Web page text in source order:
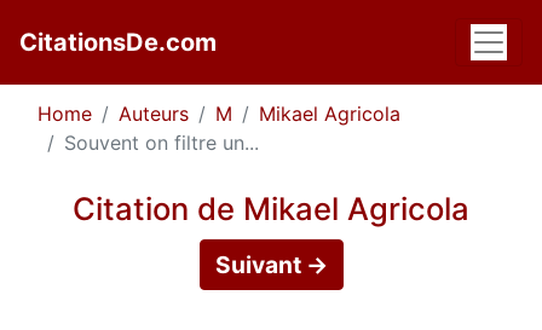
CitationsDe.com
Home Auteurs M
Mikael Agricola
Souvent on filtre un...
Citation de Mikael Agricola
Suivant →